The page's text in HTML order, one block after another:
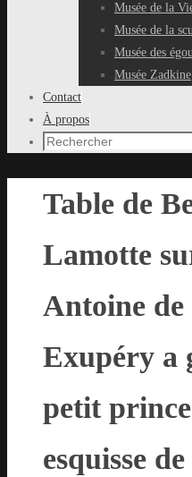
Musée de la
Musée de la
Musée des
Musée Zadkine
Contact
À propos
Recherche
Table de
Lamotte
Antoine de
Exupéry a
petit
esquisse